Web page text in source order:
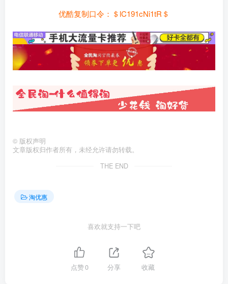
优酷复制口令：＄lC191cNi1tR＄
© 版权声明
文章版权归作者所有，未经允许请勿转载。
THE END
淘优惠
喜欢就支持一下吧
点赞0 分享 收藏